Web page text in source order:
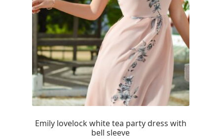
Emily lovelock white tea party dress with
bell sleeve